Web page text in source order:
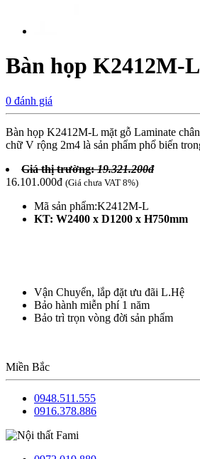
Bàn họp K2412M-L
0 đánh giá
Bàn họp K2412M-L mặt gỗ Laminate
chữ V rộng 2m4 là sản phẩm phổ biến
Giá thị trường:19.321.200đ
16.101.000đ (Giá chưa VAT 8%)
Mã sản phẩm:K2412M-L
KT: W2400 x D1200 x H750mm
Vận Chuyển, lắp đặt ưu đãi L.Hệ
Bảo hành miễn phí 1 năm
Bảo trì trọn vòng đời sản phẩm
Miền Bắc
0948.511.555
0916.378.886